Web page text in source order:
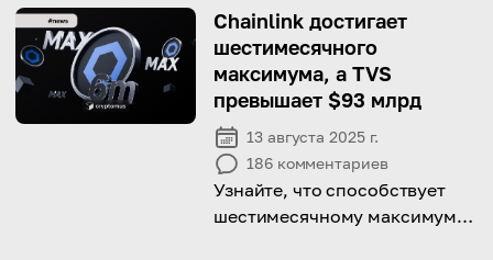
цены и рост волатильности.
Chainlink достигает
шестимесячного
максимума, а TVS
превышает $93 млрд
13 августа 2025 г.
186 комментариев
Узнайте, что способствует
шестимесячному максимуму